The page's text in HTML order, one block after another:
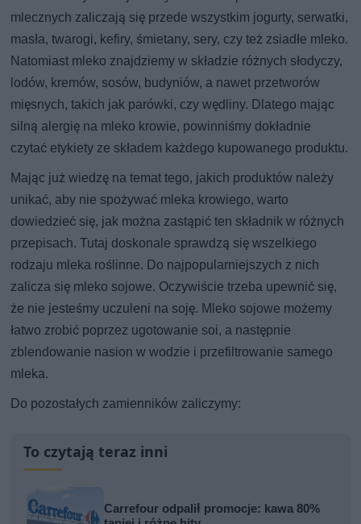
mlecznych zaliczają się przede wszystkim jogurty, serwatki,
masła, twarogi, kefiry, śmietany, sery, czy też zsiadłe mleko.
Natomiast mleko znajdziemy w składzie różnych słodyczy,
lodów, kremów, sosów, budyniów, a nawet przetworów
mięsnych, takich jak parówki, czy wędliny. Dlatego mając
silną alergię na mleko krowie, powinniśmy dokładnie
czytać etykiety ze składem każdego kupowanego produktu.
Mając już wiedzę na temat tego, jakich produktów należy
unikać, aby nie spożywać mleka krowiego, warto
dowiedzieć się, jak można zastąpić ten składnik w różnych
przepisach. Tutaj doskonale sprawdzą się wszelkiego
rodzaju mleka roślinne. Do najpopularniejszych z nich
zalicza się mleko sojowe. Oczywiście trzeba upewnić się,
że nie jesteśmy uczuleni na soję. Mleko sojowe możemy
łatwo zrobić poprzez ugotowanie soi, a następnie
zblendowanie nasion w wodzie i przefiltrowanie samego
mleka.
Do pozostałych zamienników zaliczymy:
To czytają teraz inni
Carrefour odpalił promocje: kawa 80%